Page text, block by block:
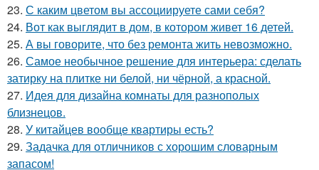
23. С каким цветом вы ассоциируете сами себя?
24. Вот как выглядит в дом, в котором живет 16 детей.
25. А вы говорите, что без ремонта жить невозможно.
26. Самое необычное решение для интерьера: сделать
затирку на плитке ни белой, ни чёрной, а красной.
27. Идея для дизайна комнаты для разнополых
близнецов.
28. У китайцев вообще квартиры есть?
29. Задачка для отличников с хорошим словарным
запасом!